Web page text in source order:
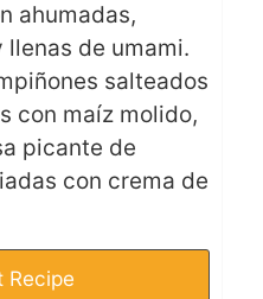
ahumadas,
llenas de umami.
salteados
con maíz molido,
picante de
con crema de
Recipe